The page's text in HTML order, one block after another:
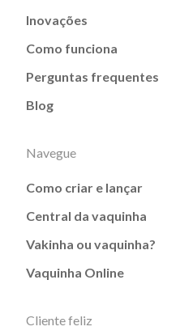
Inovações
Como funciona
Perguntas frequentes
Blog
Navegue
Como criar e lançar
Central da vaquinha
Vakinha ou vaquinha?
Vaquinha Online
Cliente feliz